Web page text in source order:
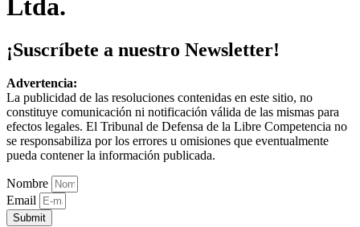
Ltda.
¡Suscríbete a nuestro Newsletter!
Advertencia:
La publicidad de las resoluciones contenidas en este sitio, no
constituye comunicación ni notificación válida de las mismas para
efectos legales. El Tribunal de Defensa de la Libre Competencia no
se responsabiliza por los errores u omisiones que eventualmente
pueda contener la información publicada.
Nombre
Email
Submit